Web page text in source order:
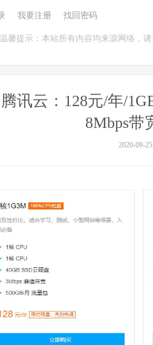
温馨提示：本站所有内容均来源网络，请
我要注册 找回密码
腾讯云：128元/年/
8Mbps带
2020-09-25